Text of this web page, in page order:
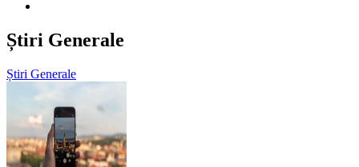
Știri Generale
Știri Generale